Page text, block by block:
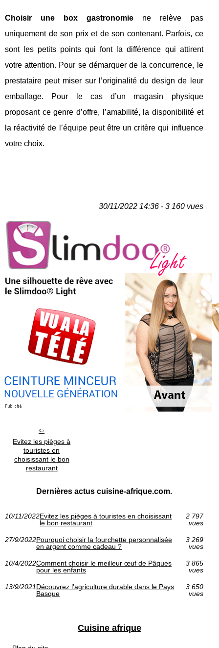
Choisir une box gastronomie ne relève pas
uniquement de son prix et de son contenant. Parfois, ce
sont les petits points qui font la différence qui attirent
votre attention. Pour se démarquer de la concurrence, le
prestataire peut miser sur l’originalité du design de leur
emballage. Pour le cas d’un magasin physique
proposant ce genre d’offre, l’amabilité, la disponibilité et
la réactivité de l’équipe peut être un critère qui influence
votre choix.
30/11/2022 14:36 - 3 160 vues
Evitez les pièges à
touristes en
choisissant le bon
restaurant
Dernières actus cuisine-afrique.com.
10/11/2022Evitez les pièges à touristes en choisissant
le bon restaurant
2 797
vues
27/9/2022Pourquoi choisir la fourchette personnalisée
en argent comme cadeau ?
3 269
vues
10/4/2022Comment choisir le meilleur œuf de Pâques
pour les enfants
3 865
vues
13/9/2021Découvrez l’agriculture durable dans le Pays
Basque
3 650
vues
Cuisine afrique